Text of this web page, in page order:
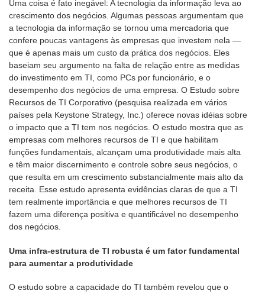
Uma coisa é fato inegável: A tecnologia da informação leva ao
crescimento dos negócios. Algumas pessoas argumentam que
a tecnologia da informação se tornou uma mercadoria que
confere poucas vantagens às empresas que investem nela —
que é apenas mais um custo da prática dos negócios. Eles
baseiam seu argumento na falta de relação entre as medidas
do investimento em TI, como PCs por funcionário, e o
desempenho dos negócios de uma empresa. O Estudo sobre
Recursos de TI Corporativo (pesquisa realizada em vários
países pela Keystone Strategy, Inc.) oferece novas idéias sobre
o impacto que a TI tem nos negócios. O estudo mostra que as
empresas com melhores recursos de TI e que habilitam
funções fundamentais, alcançam uma produtividade mais alta
e têm maior discernimento e controle sobre seus negócios, o
que resulta em um crescimento substancialmente mais alto da
receita. Esse estudo apresenta evidências claras de que a TI
tem realmente importância e que melhores recursos de TI
fazem uma diferença positiva e quantificável no desempenho
dos negócios.
Uma infra-estrutura de TI robusta é um fator fundamental
para aumentar a produtividade
O estudo sobre a capacidade do TI também revelou que o